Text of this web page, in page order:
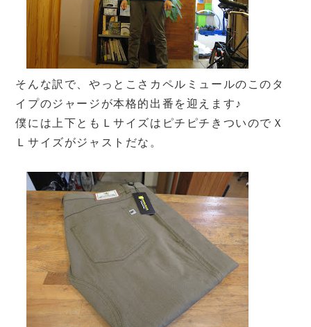
そんな訳で、やっとこさカペルミュールのこのタ
イプのジャージが本格的出番を迎えます♪
僕には上下ともＬサイズはピチピチきついのでＸ
Ｌサイズがジャストだな。